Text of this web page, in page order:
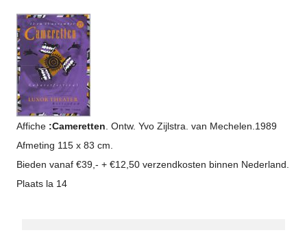
Affiche :Cameretten . Ontw. Yvo Zijlstra. van Mechelen.1989
Afmeting 115 x 83 cm.
Bieden vanaf €39,- + €12,50 verzendkosten binnen Nederland.
Plaats la 14